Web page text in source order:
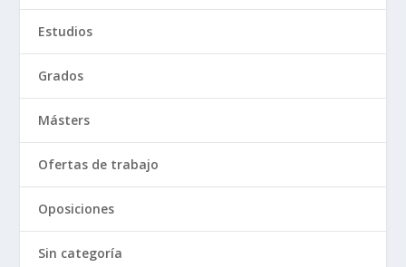
Estudios
Grados
Másters
Ofertas de trabajo
Oposiciones
Sin categoría